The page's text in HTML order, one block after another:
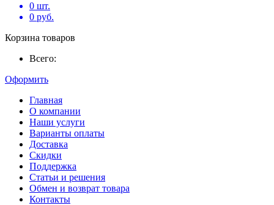
0 шт.
0 руб.
Корзина товаров
Всего:
Оформить
Главная
О компании
Наши услуги
Варианты оплаты
Доставка
Скидки
Поддержка
Статьи и решения
Обмен и возврат товара
Контакты